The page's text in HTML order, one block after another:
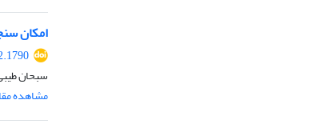
امکان
سبحان
مشاهده